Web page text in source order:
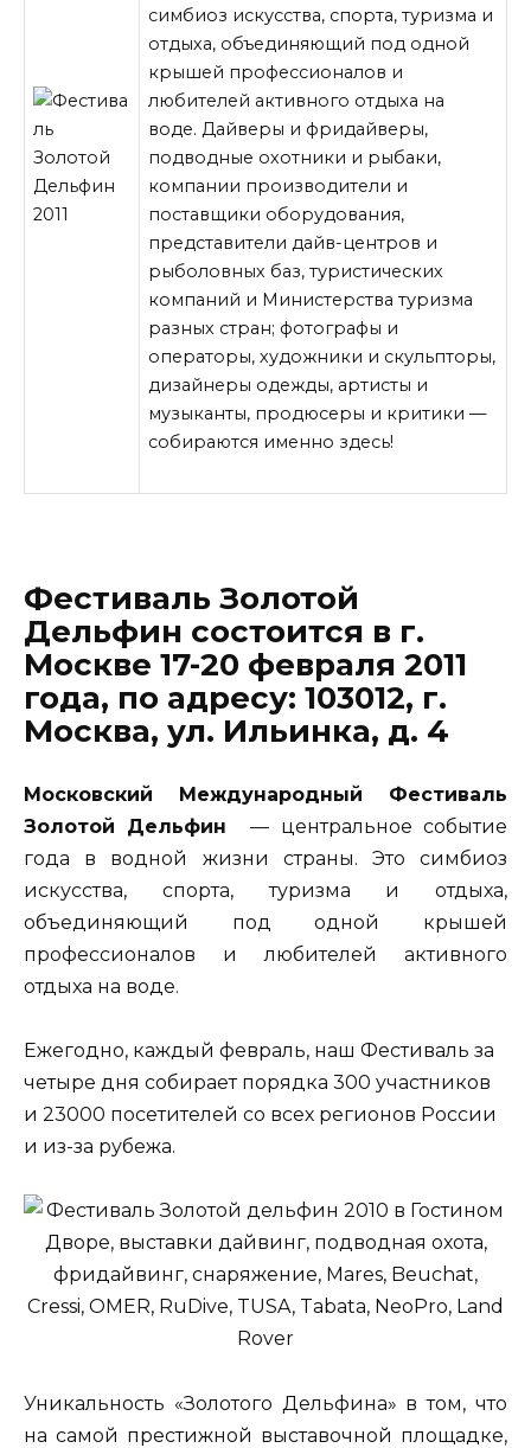
симбиоз искусства, спорта, туризма и
отдыха, объединяющий под одной
крышей профессионалов и
любителей активного отдыха на
воде. Дайверы и фридайверы,
подводные охотники и рыбаки,
компании производители и
поставщики оборудования,
представители дайв-центров и
рыболовных баз, туристических
компаний и Министерства туризма
разных стран; фотографы и
операторы, художники и скульпторы,
дизайнеры одежды, артисты и
музыканты, продюсеры и критики —
собираются именно здесь!
Фестиваль Золотой
Дельфин состоится в г.
Москве 17-20 февраля 2011
года, по адресу: 103012, г.
Москва, ул. Ильинка, д. 4
Московский Международный Фестиваль
Золотой Дельфин
— центральное событие
года в водной жизни страны. Это симбиоз
искусства, спорта, туризма и отдыха,
объединяющий под одной крышей
профессионалов и любителей активного
отдыха на воде.
Ежегодно, каждый февраль, наш Фестиваль за
четыре дня собирает порядка 300 участников
и 23000 посетителей со всех регионов России
и из-за рубежа.
Уникальность «Золотого Дельфина» в том, что
на самой престижной выставочной площадке,